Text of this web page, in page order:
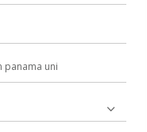
panama uni